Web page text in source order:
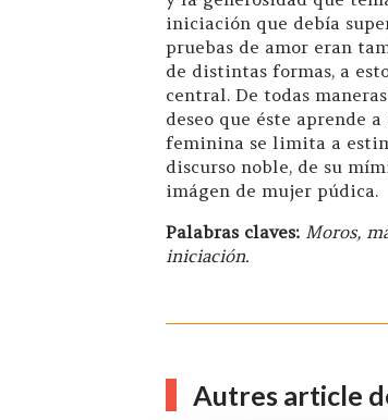
iniciación que debía
pruebas de amor eran
de distintas formas, a
central. De todas
deseo que éste aprende
feminina se limita a
discurso noble, de su
imágen de mujer púdica.
Palabras claves: Moros,
iniciación.
Autres article